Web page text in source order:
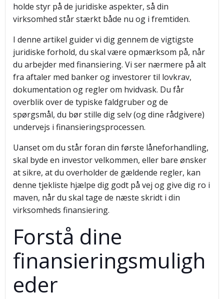
holde styr på de juridiske aspekter, så din
virksomhed står stærkt både nu og i fremtiden.
I denne artikel guider vi dig gennem de vigtigste
juridiske forhold, du skal være opmærksom på, når
du arbejder med finansiering. Vi ser nærmere på alt
fra aftaler med banker og investorer til lovkrav,
dokumentation og regler om hvidvask. Du får
overblik over de typiske faldgruber og de
spørgsmål, du bør stille dig selv (og dine rådgivere)
undervejs i finansieringsprocessen.
Uanset om du står foran din første låneforhandling,
skal byde en investor velkommen, eller bare ønsker
at sikre, at du overholder de gældende regler, kan
denne tjekliste hjælpe dig godt på vej og give dig ro i
maven, når du skal tage de næste skridt i din
virksomheds finansiering.
Forstå dine
finansieringsmuligh
eder